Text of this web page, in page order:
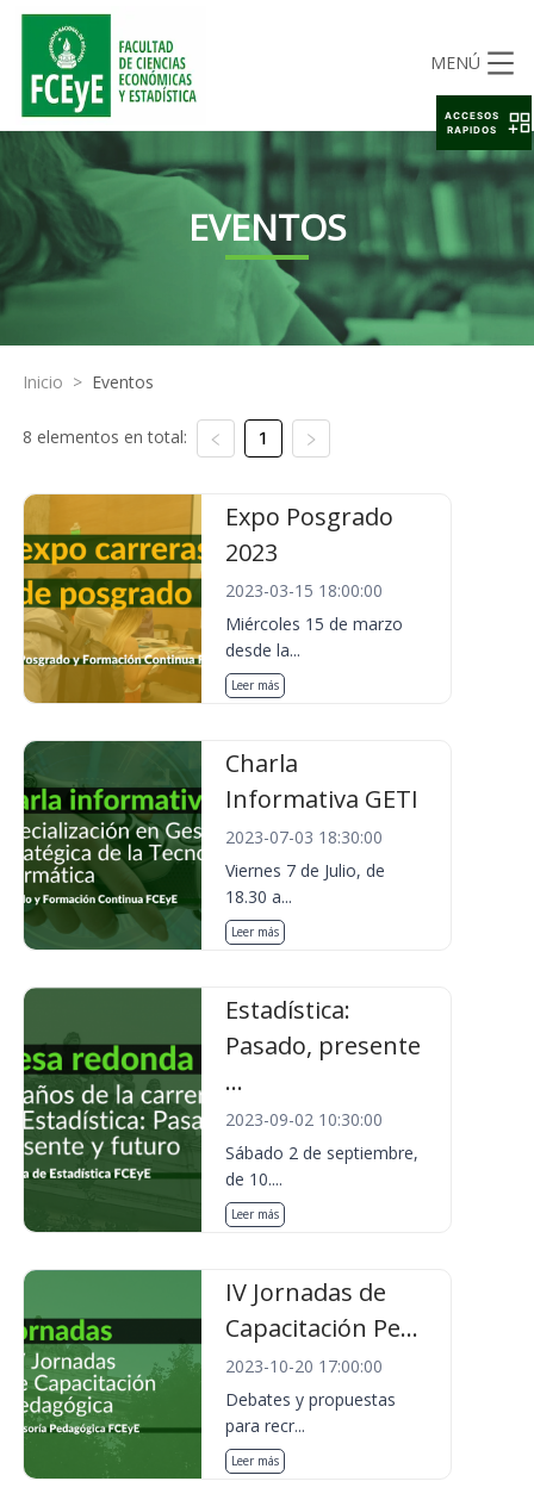
MENÚ
EVENTOS
Inicio > Eventos
8 elementos en total: 1
Expo Posgrado
2023
2023-03-15 18:00:00
Miércoles 15 de marzo
desde la...
Leer más
Charla
Informativa GETI
2023-07-03 18:30:00
Viernes 7 de Julio, de
18.30 a...
Leer más
Estadística:
Pasado, presente
...
2023-09-02 10:30:00
Sábado 2 de septiembre,
de 10....
Leer más
IV Jornadas de
Capacitación Pe...
2023-10-20 17:00:00
Debates y propuestas
para recr...
Leer más
ACCESOS
RAPIDOS